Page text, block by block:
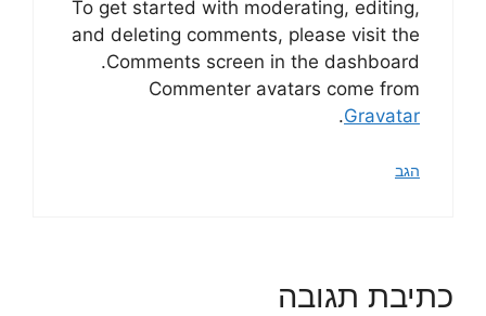
To get started with moderating, editing,
and deleting comments, please visit the
Comments screen in the dashboard.
Commenter avatars come from
Gravatar
.
הגב
כתיבת תגובה